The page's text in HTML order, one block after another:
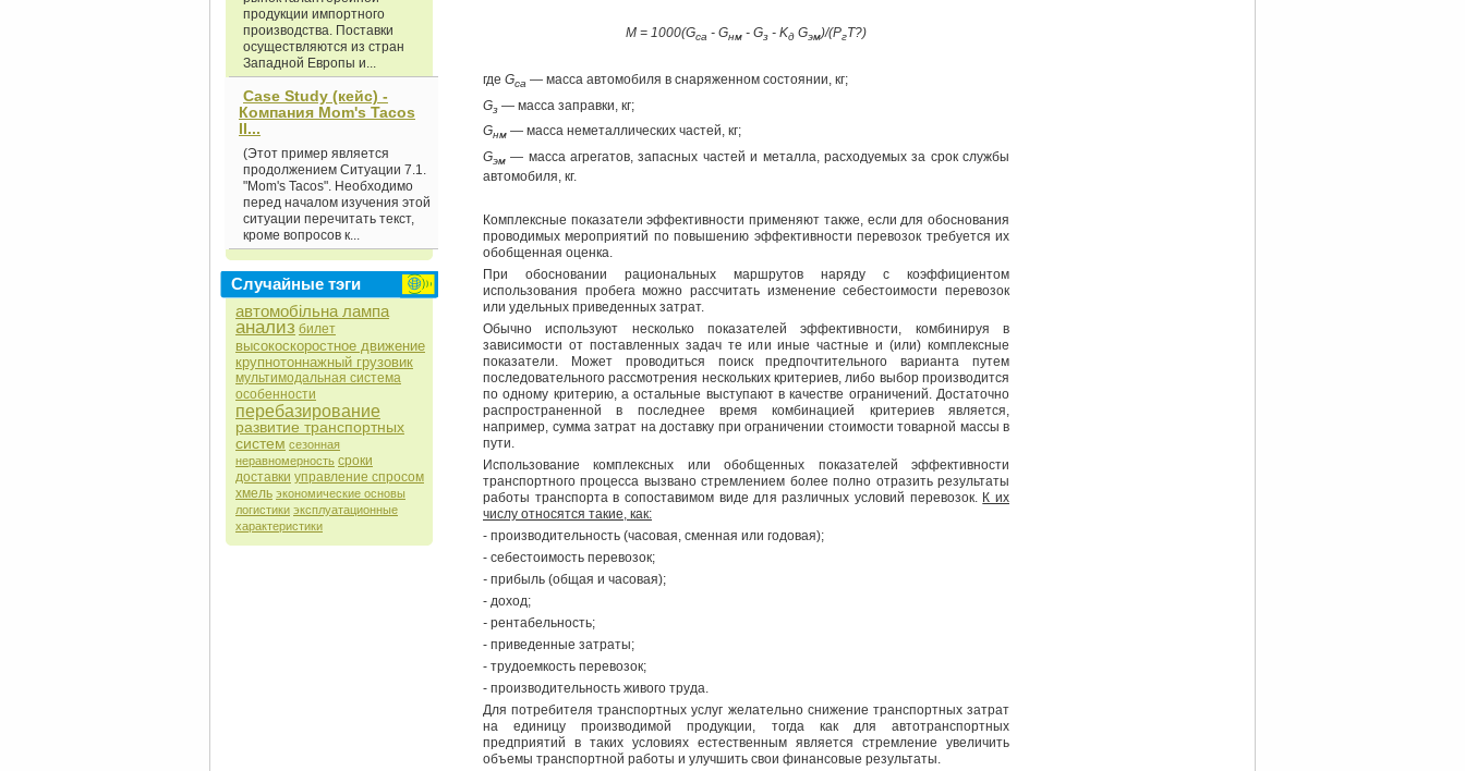
продукции импортного
производства. Поставки
осуществляются из стран
Западной Европы и...
Case Study (кейс) -
Компания Mom's Tacos
II...
(Этот пример является
продолжением Ситуации 7.1.
"Mom's Tacos". Необходимо
перед началом изучения этой
ситуации перечитать текст,
кроме вопросов к...
Случайные тэги
автомобільна лампа
анализ билет
высокоскоростное движение
крупнотоннажный грузовик
мультимодальная система
особенности
перебазирование
развитие транспортных
систем сезонная
неравномерность сроки
доставки управление спросом
хмель экономические основы
логистики эксплуатационные
характеристики
М = 1000(Gса - Gнм - Gз - Kд Gэм)/(РгТ?)
где Gca — масса автомобиля в снаряженном состоянии, кг;
Gз — масса заправки, кг;
Gнм — масса неметаллических частей, кг;
Gэм — масса агрегатов, запасных частей и металла, расходуемых за срок службы
автомобиля, кг.
Комплексные показатели эффективности применяют также, если для обоснования
проводимых мероприятий по повышению эффективности перевозок требуется их
обобщенная оценка.
При обосновании рациональных маршрутов наряду с коэффициентом
использования пробега можно рассчитать изменение себестоимости перевозок
или удельных приведенных затрат.
Обычно используют несколько показателей эффективности, комбинируя в
зависимости от поставленных задач те или иные частные и (или) комплексные
показатели. Может проводиться поиск предпочтительного варианта путем
последовательного рассмотрения нескольких критериев, либо выбор производится
по одному критерию, а остальные выступают в качестве ограничений. Достаточно
распространенной в последнее время комбинацией критериев является,
например, сумма затрат на доставку при ограничении стоимости товарной массы в
пути.
Использование комплексных или обобщенных показателей эффективности
транспортного процесса вызвано стремлением более полно отразить результаты
работы транспорта в сопоставимом виде для различных условий перевозок. К их
числу относятся такие, как:
- производительность (часовая, сменная или годовая);
- себестоимость перевозок;
- прибыль (общая и часовая);
- доход;
- рентабельность;
- приведенные затраты;
- трудоемкость перевозок;
- производительность живого труда.
Для потребителя транспортных услуг желательно снижение транспортных затрат
на единицу производимой продукции, тогда как для автотранспортных
предприятий в таких условиях естественным является стремление увеличить
объемы транспортной работы и улучшить свои финансовые результаты.